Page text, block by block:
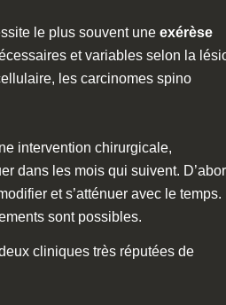
le plus souvent uneexérèse
et variables selon la
les carcinomes spino
intervention chirurgicale,
dans les mois qui suivent.
et s’atténuer avec le temps.
sont possibles.
cliniques très réputées de